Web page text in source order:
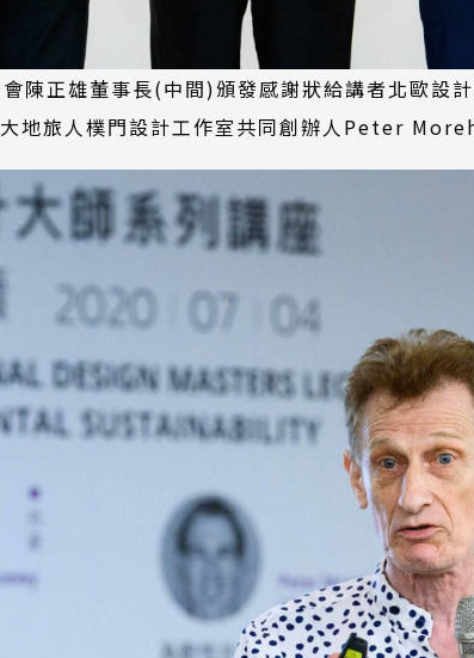
陳正雄董事長(中間)頒發感謝狀給講者北歐設
地旅人樸門設計工作室共同創辦人Peter